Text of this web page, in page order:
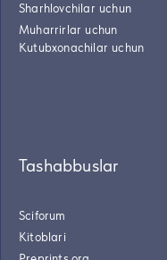
Sharhlovchilar uchun
Muharrirlar uchun
Kutubxonachilar uchun
Tashabbuslar
Sciforum
Kitoblari